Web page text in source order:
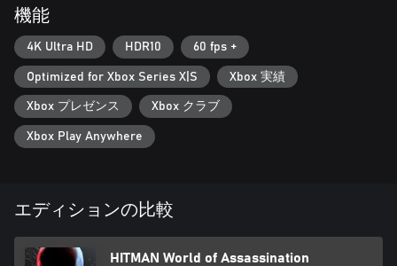
機能
4K Ultra HD HDR10 60 fps +
Optimized for Xbox Series X|S Xbox 実績
Xbox プレゼンス Xbox クラブ
Xbox Play Anywhere
エディションの比較
HITMAN World of Assassination